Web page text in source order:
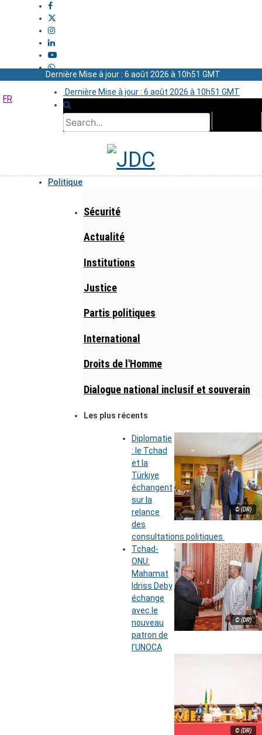
Dernière Mise à jour : 6 août 2026 à 10h51 GMT
Dernière Mise à jour : 6 août 2026 à 10h51 GMT
FR
Politique
Sécurité
Actualité
Institutions
Justice
Partis politiques
International
Droits de l'Homme
Dialogue national inclusif et souverain
Les plus récents
© (DR)
Diplomatie
: le Tchad
et la
Türkiye
échangent
sur la
relance
des
consultations politiques
© (DR)
Tchad-
ONU:
Mahamat
Idriss Deby
échange
avec le
nouveau
patron de
l’UNOCA
© (DR)